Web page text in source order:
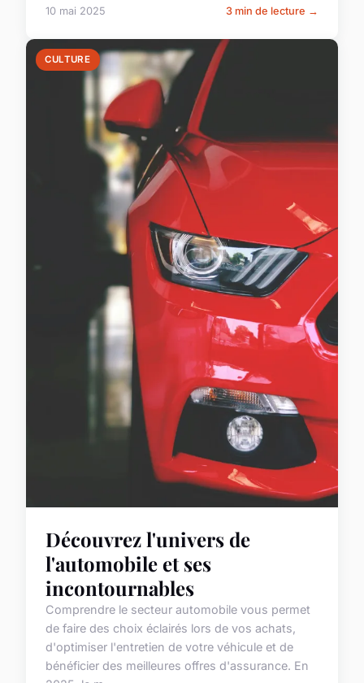
10 mai 2025 3 min de lecture →
CULTURE
Découvrez l'univers de
l'automobile et ses
incontournables
Comprendre le secteur automobile vous permet
de faire des choix éclairés lors de vos achats,
d'optimiser l'entretien de votre véhicule et de
bénéficier des meilleures offres d'assurance. En